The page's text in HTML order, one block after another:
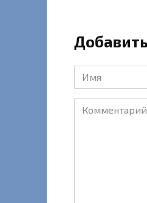
Имя
*
Комментарий